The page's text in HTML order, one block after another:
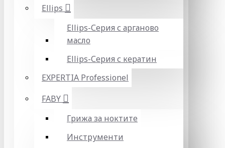
Ellips
Ellips-Серия с арганово
масло
Ellips-Серия с кератин
EXPERTIA Professionel
FABY
Грижа за ноктите
Инструменти